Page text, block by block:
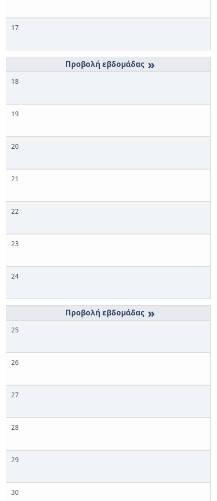
17
»
18
19
20
21
22
23
24
»
25
26
27
28
29
30